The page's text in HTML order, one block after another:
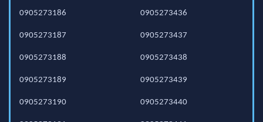
0905273186
0905273187
0905273188
0905273189
0905273190
0905273436
0905273437
0905273438
0905273439
0905273440